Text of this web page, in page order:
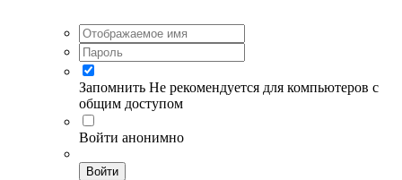
Запомнить Не рекомендуется для компьютеров с
общим доступом
Войти анонимно
Войти